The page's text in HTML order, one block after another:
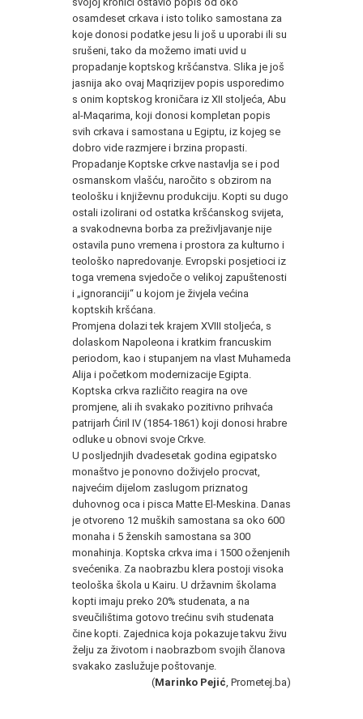
osamdeset crkava i isto toliko samostana za
koje donosi podatke jesu li još u uporabi ili su
srušeni, tako da možemo imati uvid u
propadanje koptskog kršćanstva. Slika je još
jasnija ako ovaj Maqrizijev popis usporedimo
s onim koptskog kroničara iz XII stoljeća, Abu
al-Maqarima, koji donosi kompletan popis
svih crkava i samostana u Egiptu, iz kojeg se
dobro vide razmjere i brzina propasti.
Propadanje Koptske crkve nastavlja se i pod
osmanskom vlašću, naročito s obzirom na
teološku i književnu produkciju. Kopti su dugo
ostali izolirani od ostatka kršćanskog svijeta,
a svakodnevna borba za preživljavanje nije
ostavila puno vremena i prostora za kulturno i
teološko napredovanje. Evropski posjetioci iz
toga vremena svjedoče o velikoj zapuštenosti
i „ignoranciji“ u kojom je živjela većina
koptskih kršćana.
Promjena dolazi tek krajem XVIII stoljeća, s
dolaskom Napoleona i kratkim francuskim
periodom, kao i stupanjem na vlast Muhameda
Alija i početkom modernizacije Egipta.
Koptska crkva različito reagira na ove
promjene, ali ih svakako pozitivno prihvaća
patrijarh Ćiril IV (1854-1861) koji donosi hrabre
odluke u obnovi svoje Crkve.
U posljednjih dvadesetak godina egipatsko
monaštvo je ponovno doživjelo procvat,
najvećim dijelom zaslugom priznatog
duhovnog oca i pisca Matte El-Meskina. Danas
je otvoreno 12 muških samostana sa oko 600
monaha i 5 ženskih samostana sa 300
monahinja. Koptska crkva ima i 1500 oženjenih
svećenika. Za naobrazbu klera postoji visoka
teološka škola u Kairu. U državnim školama
kopti imaju preko 20% studenata, a na
sveučilištima gotovo trećinu svih studenata
čine kopti. Zajednica koja pokazuje takvu živu
želju za životom i naobrazbom svojih članova
svakako zaslužuje poštovanje.
(Marinko Pejić , Prometej.ba)